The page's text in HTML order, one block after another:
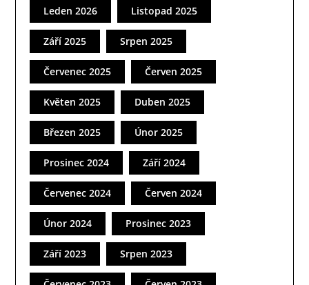
Leden 2026 Listopad 2025
Září 2025 Srpen 2025
Červenec 2025 Červen 2025
Květen 2025 Duben 2025
Březen 2025 Únor 2025
Prosinec 2024 Září 2024
Červenec 2024 Červen 2024
Únor 2024 Prosinec 2023
Září 2023 Srpen 2023